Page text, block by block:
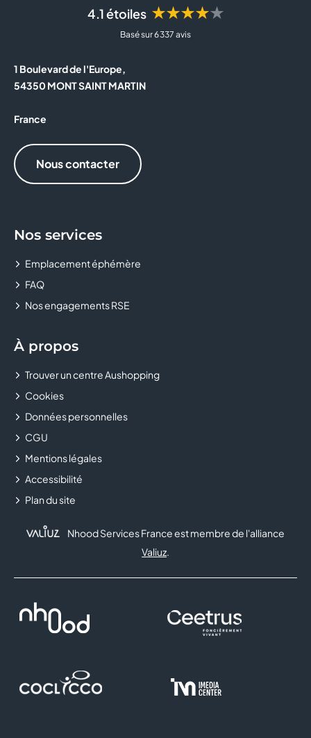
4.1 étoiles ★★★★★
Basé sur 6 337 avis
1 Boulevard de l'Europe,
54350 MONT SAINT MARTIN
France
Nous contacter
Nos services
Emplacement éphémère
FAQ
Nos engagements RSE
À propos
Trouver un centre Aushopping
Cookies
Données personnelles
CGU
Mentions légales
Accessibilité
Plan du site
Nhood Services France est membre de l'alliance
Valiuz.